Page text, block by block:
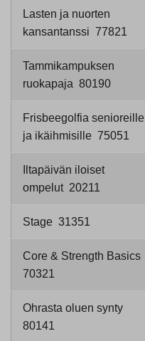
Lasten ja nuorten
kansantanssi 77821
Tammikampuksen
ruokapaja 80190
Frisbeegolfia senioreille
ja ikäihmisille 75051
Iltapäivän iloiset
ompelut 20211
Stage 31351
Core & Strength Basics
70321
Ohrasta oluen synty
80141